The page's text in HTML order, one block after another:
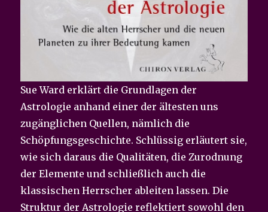
Sue Ward erklärt die Grundlagen der
Astrologie anhand einer der ältesten uns
zugänglichen Quellen, nämlich die
Schöpfungsgeschichte. Schlüssig erläutert sie,
wie sich daraus die Qualitäten, die Zurodnung
der Elemente und schließlich auch die
klassischen Herrscher ableiten lassen. Die
Struktur der Astrologie reflektiert sowohl den